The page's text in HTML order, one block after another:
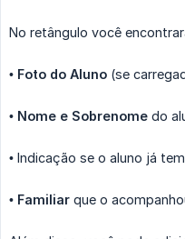
No retângulo você
• Foto do Aluno (se
• Nome e Sobrenome do
• Indicação se o aluno já
• Familiar que o